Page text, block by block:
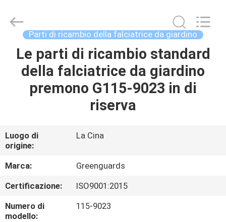
CASA
PRODOTTI
NOI
GIRO
DELLA
FABBRICA
Hesheng
Long
Parti di ricambio della falciatrice da giardino
Le parti di ricambio standard
della falciatrice da giardino
premono G115-9023 in di
riserva
Luogo di
origine:
La Cina
Marca:
Greenguards
Certificazione:
ISO9001:2015
Numero di
modello:
115-9023